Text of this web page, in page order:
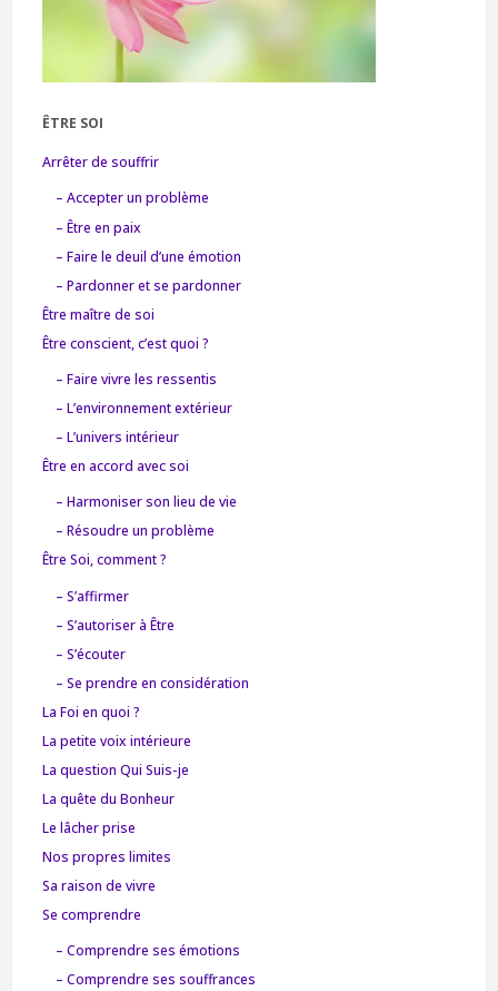
ÊTRE SOI
Arrêter de souffrir
– Accepter un problème
– Être en paix
– Faire le deuil d’une émotion
– Pardonner et se pardonner
Être maître de soi
Être conscient, c’est quoi ?
– Faire vivre les ressentis
– L’environnement extérieur
– L’univers intérieur
Être en accord avec soi
– Harmoniser son lieu de vie
– Résoudre un problème
Être Soi, comment ?
– S’affirmer
– S’autoriser à Être
– S’écouter
– Se prendre en considération
La Foi en quoi ?
La petite voix intérieure
La question Qui Suis-je
La quête du Bonheur
Le lâcher prise
Nos propres limites
Sa raison de vivre
Se comprendre
– Comprendre ses émotions
– Comprendre ses souffrances